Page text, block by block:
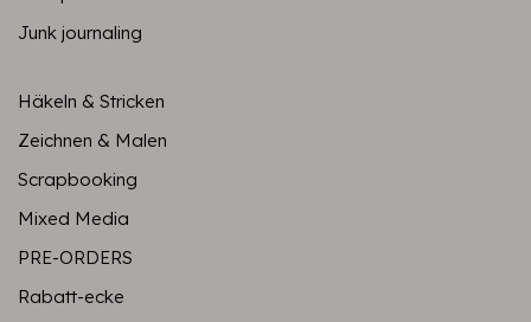
Junk journaling
Häkeln & Stricken
Zeichnen & Malen
Scrapbooking
Mixed Media
PRE-ORDERS
Rabatt-ecke